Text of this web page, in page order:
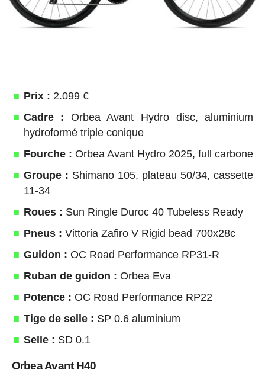
Prix : 2.099 €
Cadre : Orbea Avant Hydro disc, aluminium
hydroformé triple conique
Fourche : Orbea Avant Hydro 2025, full carbone
Groupe : Shimano 105, plateau 50/34, cassette
11-34
Roues : Sun Ringle Duroc 40 Tubeless Ready
Pneus : Vittoria Zafiro V Rigid bead 700x28c
Guidon : OC Road Performance RP31-R
Ruban de guidon : Orbea Eva
Potence : OC Road Performance RP22
Tige de selle : SP 0.6 aluminium
Selle : SD 0.1
Orbea Avant H40